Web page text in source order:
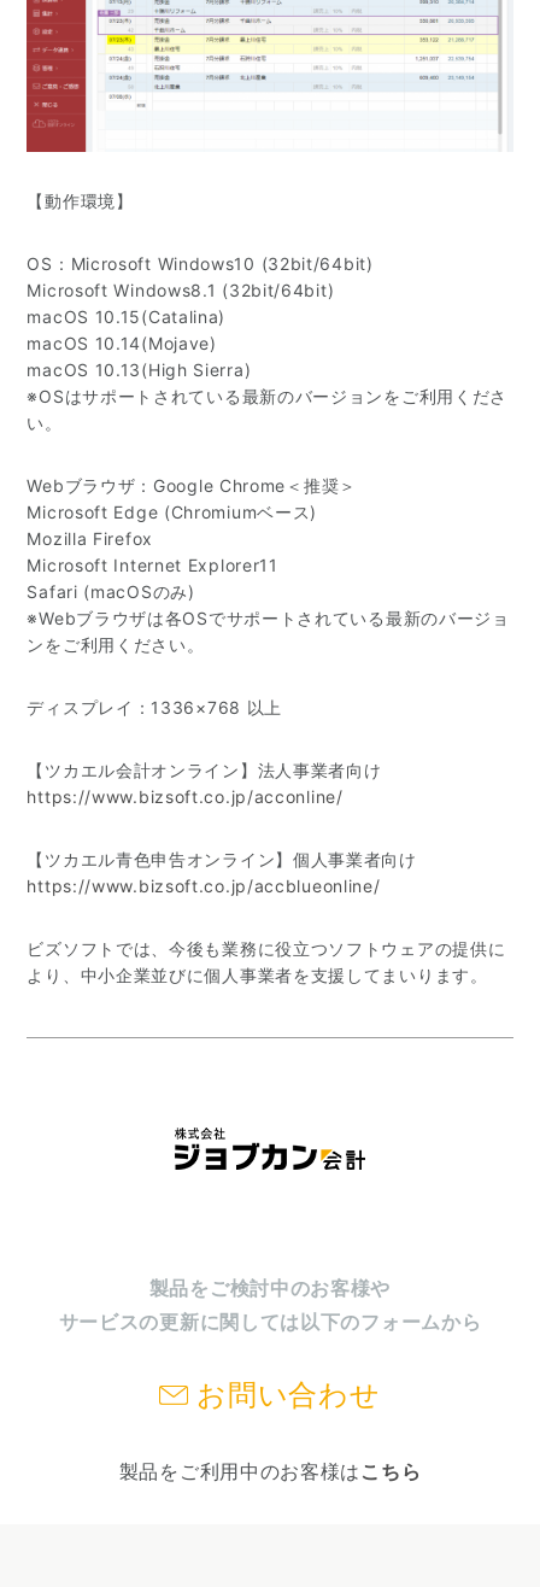
【動作環境】
OS：Microsoft Windows10 (32bit/64bit)
Microsoft Windows8.1 (32bit/64bit)
macOS 10.15(Catalina)
macOS 10.14(Mojave)
macOS 10.13(High Sierra)
※OSはサポートされている最新のバージョンをご利用くださ
い。
Webブラウザ：Google Chrome＜推奨＞
Microsoft Edge (Chromiumベース)
Mozilla Firefox
Microsoft Internet Explorer11
Safari (macOSのみ)
※Webブラウザは各OSでサポートされている最新のバージョ
ンをご利用ください。
ディスプレイ：1336×768 以上
【ツカエル会計オンライン】法人事業者向け
https://www.bizsoft.co.jp/acconline/
【ツカエル青色申告オンライン】個人事業者向け
https://www.bizsoft.co.jp/accblueonline/
ビズソフトでは、今後も業務に役立つソフトウェアの提供に
より、中小企業並びに個人事業者を支援してまいります。
製品をご検討中のお客様や
サービスの更新に関しては以下のフォームから
お問い合わせ
製品をご利用中のお客様は こちら